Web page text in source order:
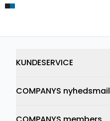
KUNDESERVICE
COMPANYS nyhedsmail